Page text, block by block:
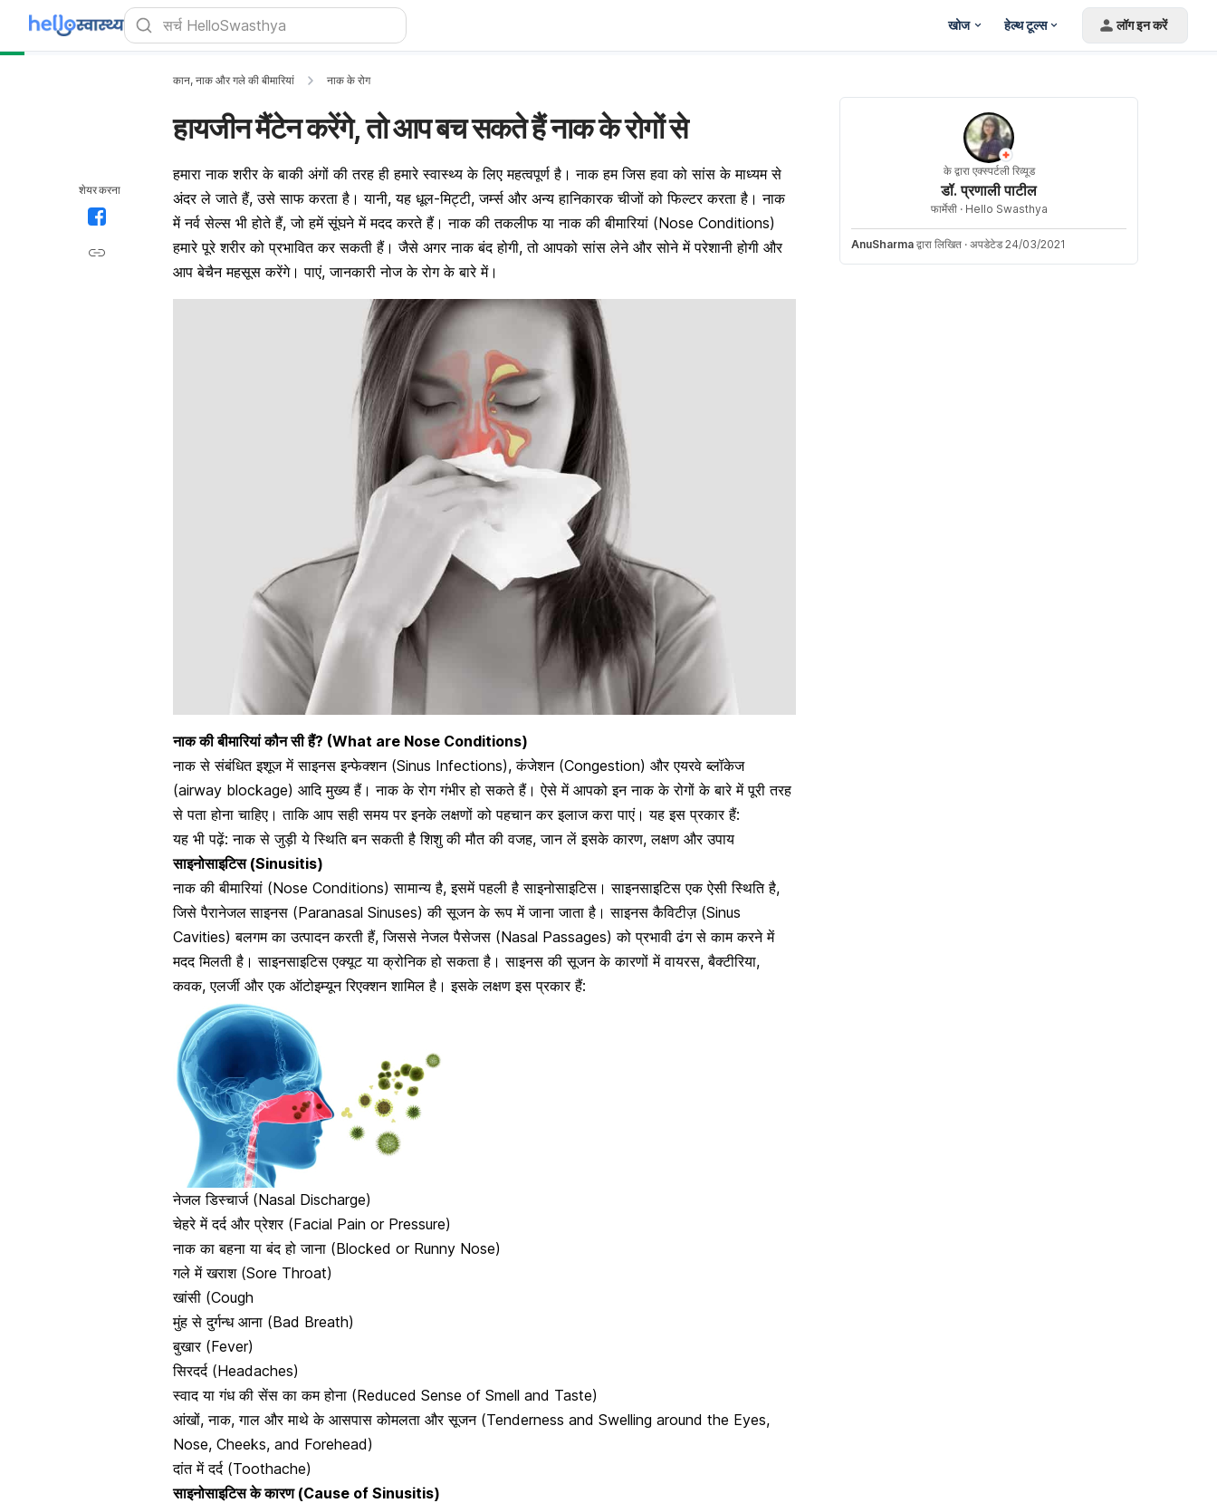
खोज हेल्थ टूल्स लॉग इन करें
शेयर करना
कान, नाक और गले की बीमारियां नाक के रोग
हायजीन मैंटेन करेंगे, तो आप बच सकते हैं नाक के रोगों से
हमारा नाक शरीर के बाकी अंगों की तरह ही हमारे स्वास्थ्य के लिए महत्वपूर्ण है। नाक हम जिस हवा को सांस के माध्यम से
अंदर ले जाते हैं, उसे साफ करता है। यानी, यह धूल-मिट्टी, जर्म्स और अन्य हानिकारक चीजों को फिल्टर करता है। नाक
में नर्व सेल्स भी होते हैं, जो हमें सूंघने में मदद करते हैं। नाक की तकलीफ या नाक की बीमारियां (Nose Conditions)
हमारे पूरे शरीर को प्रभावित कर सकती हैं। जैसे अगर नाक बंद होगी, तो आपको सांस लेने और सोने में परेशानी होगी और
आप बेचैन महसूस करेंगे। पाएं, जानकारी नोज के रोग के बारे में।
नाक की बीमारियां कौन सी हैं? (What are Nose Conditions)
नाक से संबंधित इशूज मेंसाइनस इन्फेक्शन (Sinus Infections), कंजेशन (Congestion) और एयरवे ब्लॉकेज
(airway blockage) आदि मुख्य हैं। नाक के रोग गंभीर हो सकते हैं। ऐसे में आपको इन नाक के रोगों के बारे में पूरी तरह
से पता होना चाहिए। ताकि आप सही समय पर इनके लक्षणों को पहचान कर इलाज करा पाएं। यह इस प्रकार हैं:
यह भी पढ़ें:नाक से जुड़ी ये स्थिति बन सकती है शिशु की मौत की वजह, जान लें इसके कारण, लक्षण और उपाय
साइनोसाइटिस (Sinusitis)
नाक की बीमारियां (Nose Conditions) सामान्य है, इसमें पहली है साइनोसाइटिस।साइनसाइटिस एक ऐसी स्थिति है,
जिसे पैरानेजल साइनस (Paranasal Sinuses) की सूजन के रूप में जाना जाता है। साइनस कैविटीज़ (Sinus
Cavities) बलगम का उत्पादन करती हैं, जिससे नेजल पैसेजस (Nasal Passages) को प्रभावी ढंग से काम करने में
मदद मिलती है। साइनसाइटिस एक्यूट या क्रोनिक हो सकता है। साइनस की सूजन के कारणों में वायरस, बैक्टीरिया,
कवक, एलर्जी और एक ऑटोइम्यून रिएक्शन शामिल है । इसके लक्षण इस प्रकार हैं:
नेजल डिस्चार्ज (Nasal Discharge)
चेहरे में दर्द और प्रेशर (Facial Pain or Pressure)
नाक का बहना या बंद हो जाना (Blocked or Runny Nose)
गले में खराश (Sore Throat)
खांसी (Cough
मुंह से दुर्गन्ध आना (Bad Breath)
बुखार (Fever)
सिरदर्द (Headaches)
स्वाद या गंध की सेंस का कम होना (Reduced Sense of Smell and Taste)
आंखों, नाक, गाल और माथे के आसपास कोमलता और सूजन (Tenderness and Swelling around the Eyes,
Nose, Cheeks, and Forehead)
दांत में दर्द (Toothache)
साइनोसाइटिस के कारण (Cause of Sinusitis)
के द्वारा एक्स्पर्टली रिव्यूड
डॉ. प्रणाली पाटील
फार्मेसी · Hello Swasthya
AnuSharma द्वारा लिखित · अपडेटेड 24/03/2021